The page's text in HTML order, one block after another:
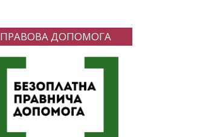
ПРАВОВА ДОПОМОГА